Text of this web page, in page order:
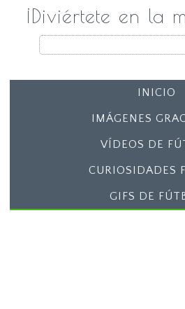
¡Diviértete en la
INICIO
IMÁGENES
VÍDEOS DE
CURIOSIDADES
GIFS DE